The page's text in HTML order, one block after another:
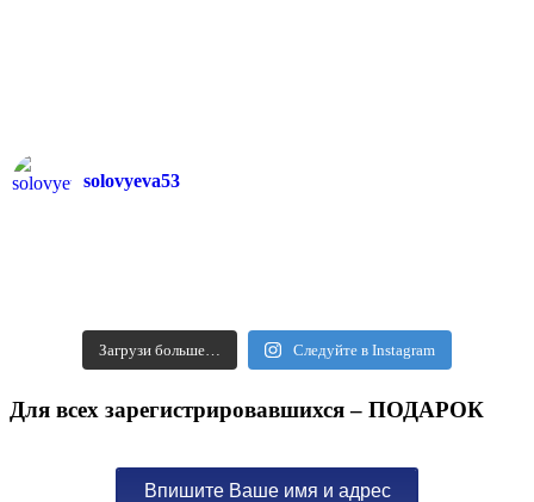
solovyeva53
Загрузи больше… Следуйте в Instagram
Для всех зарегистрировавшихся – ПОДАРОК
Впишите Ваше имя и адрес